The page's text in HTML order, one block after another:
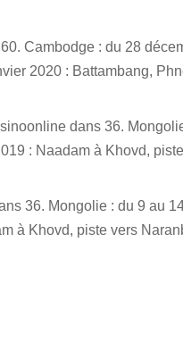
60. Cambodge : du 28
2020 : Battambang,
dans 36.
: Naadam à Khovd,
36. Mongolie : du 9 au
à Khovd, piste vers